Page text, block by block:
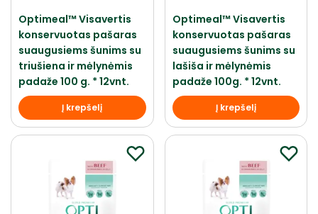
Optimeal™ Visavertis
konservuotas pašaras
suaugusiems šunims su
triušiena ir mėlynėmis
padaže 100 g. * 12vnt.
Į krepšelį
Optimeal™ Visavertis
konservuotas pašaras
suaugusiems šunims su
lašiša ir mėlynėmis
padaže 100g. * 12vnt.
Į krepšelį